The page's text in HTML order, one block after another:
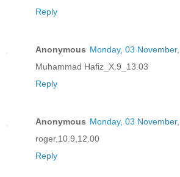
Reply
Anonymous Monday, 03
Muhammad Hafiz_X.9_13.03
Reply
Anonymous Monday, 03
roger,10.9,12.00
Reply